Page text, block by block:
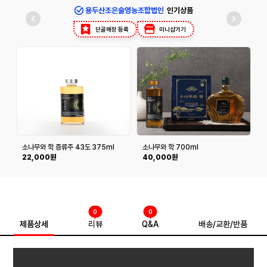
용두산조은술영농조합법인 인기상품
단골매장 등록 미니샵가기
소나무와 학 증류주 43도 375ml
22,000원
소나무와 학 700ml
40,000원
제품상세 리뷰
0
Q&A
0
배송/교환/반품